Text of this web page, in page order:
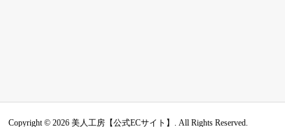
Copyright © 2026 美人工房【公式ECサイト】. All Rights Reserved.